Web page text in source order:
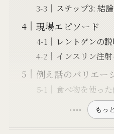
ステップ3: 結
現場エピソード
レントゲンの
インスリン注
例え話のバリエー
食べ物を使った
もっ